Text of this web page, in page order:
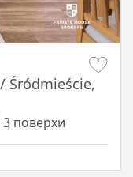
Śródmieście,
3 поверхи